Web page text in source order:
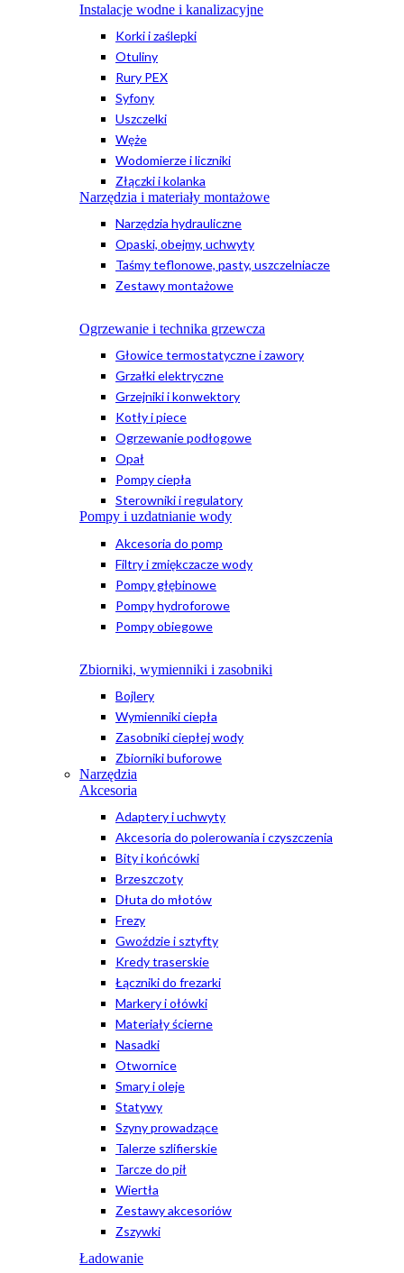
Instalacje wodne i kanalizacyjne
Korki i zaślepki
Otuliny
Rury PEX
Syfony
Uszczelki
Węże
Wodomierze i liczniki
Złączki i kolanka
Narzędzia i materiały montażowe
Narzędzia hydrauliczne
Opaski, obejmy, uchwyty
Taśmy teflonowe, pasty, uszczelniacze
Zestawy montażowe
Ogrzewanie i technika grzewcza
Głowice termostatyczne i zawory
Grzałki elektryczne
Grzejniki i konwektory
Kotły i piece
Ogrzewanie podłogowe
Opał
Pompy ciepła
Sterowniki i regulatory
Pompy i uzdatnianie wody
Akcesoria do pomp
Filtry i zmiękczacze wody
Pompy głębinowe
Pompy hydroforowe
Pompy obiegowe
Zbiorniki, wymienniki i zasobniki
Bojlery
Wymienniki ciepła
Zasobniki ciepłej wody
Zbiorniki buforowe
Narzędzia
Akcesoria
Adaptery i uchwyty
Akcesoria do polerowania i czyszczenia
Bity i końcówki
Brzeszczoty
Dłuta do młotów
Frezy
Gwoździe i sztyfty
Kredy traserskie
Łączniki do frezarki
Markery i ołówki
Materiały ścierne
Nasadki
Otwornice
Smary i oleje
Statywy
Szyny prowadzące
Talerze szlifierskie
Tarcze do pił
Wiertła
Zestawy akcesoriów
Zszywki
Ładowanie